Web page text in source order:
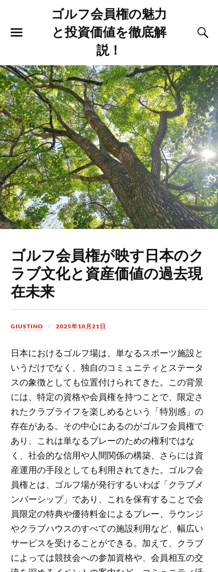
ゴルフ会員権の魅力
と投資価値を徹底解
説！
ゴルフ会員権が映す日本のク
ラブ文化と資産価値の過去現
在未来
GIUSTINO 2025年10月21日
日本におけるゴルフ場は、単なるスポーツ施設と
いうだけでなく、独自のコミュニティとステータ
スの象徴としても位置付けられてきた。 この背景
には、特定の資格や会員権を持つことで、限定さ
れたクラブライフを楽しめるという「特別感」の
存在がある。その中心にあるのがゴルフ会員権で
あり、これは単なるプレーのための権利ではな
く、社会的な信用や人間関係の構築、さらには資
産運用の手段としても利用されてきた。ゴルフ会
員権とは、ゴルフ場が発行するいわば「クラブメ
ンバーシップ」であり、これを保有することで会
員限定の特典や優待料金によるプレー、ラウンジ
やクラブハウスのすべての施設利用など、幅広い
サービスを受けることができる。加えて、クラブ
によっては競技会への参加資格や、会員相互の交